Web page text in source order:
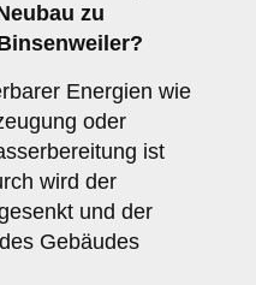
zu
Energien wie
oder
ist
wird der
und der
Gebäudes